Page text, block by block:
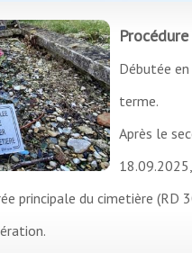
Débutée
terme.
Après le
principale du cimetière